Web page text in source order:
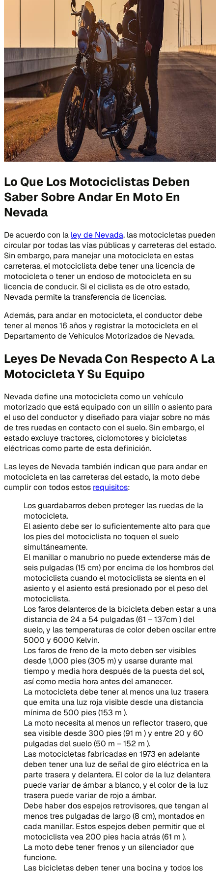
Lo Que Los Motociclistas Deben
Saber Sobre Andar En Moto En
Nevada
De acuerdo con la ley de Nevada, las motocicletas pueden
circular por todas las vías públicas y carreteras del estado.
Sin embargo, para manejar una motocicleta en estas
carreteras, el motociclista debe tener una licencia de
motocicleta o tener un endoso de motocicleta en su
licencia de conducir. Si el ciclista es de otro estado,
Nevada permite la transferencia de licencias.
Además, para andar en motocicleta, el conductor debe
tener al menos 16 años y registrar la motocicleta en el
Departamento de Vehículos Motorizados de Nevada.
Leyes De Nevada Con Respecto A La
Motocicleta Y Su Equipo
Nevada define una motocicleta como un vehículo
motorizado que está equipado con un sillín o asiento para
el uso del conductor y diseñado para viajar sobre no más
de tres ruedas en contacto con el suelo. Sin embargo, el
estado excluye tractores, ciclomotores y bicicletas
eléctricas como parte de esta definición.
Las leyes de Nevada también indican que para andar en
motocicleta en las carreteras del estado, la moto debe
cumplir con todos estos requisitos:
Los guardabarros deben proteger las ruedas de la
motocicleta.
El asiento debe ser lo suficientemente alto para que
los pies del motociclista no toquen el suelo
simultáneamente.
El manillar o manubrio no puede extenderse más de
seis pulgadas (15 cm) por encima de los hombros del
motociclista cuando el motociclista se sienta en el
asiento y el asiento está presionado por el peso del
motociclista.
Los faros delanteros de la bicicleta deben estar a una
distancia de 24 a 54 pulgadas (61 – 137cm ) del
suelo, y las temperaturas de color deben oscilar entre
5000 y 6000 Kelvin.
Los faros de freno de la moto deben ser visibles
desde 1,000 pies (305 m) y usarse durante mal
tiempo y media hora después de la puesta del sol,
así como media hora antes del amanecer.
La motocicleta debe tener al menos una luz trasera
que emita una luz roja visible desde una distancia
mínima de 500 pies (153 m ).
La moto necesita al menos un reflector trasero, que
sea visible desde 300 pies (91 m ) y entre 20 y 60
pulgadas del suelo (50 m – 152 m ).
Las motocicletas fabricadas en 1973 en adelante
deben tener una luz de señal de giro eléctrica en la
parte trasera y delantera. El color de la luz delantera
puede variar de ámbar a blanco, y el color de la luz
trasera puede variar de rojo a ámbar.
Debe haber dos espejos retrovisores, que tengan al
menos tres pulgadas de largo (8 cm), montados en
cada manillar. Estos espejos deben permitir que el
motociclista vea 200 pies hacia atrás (61 m ).
La moto debe tener frenos y un silenciador que
funcione.
Las bicicletas deben tener una bocina y todos los